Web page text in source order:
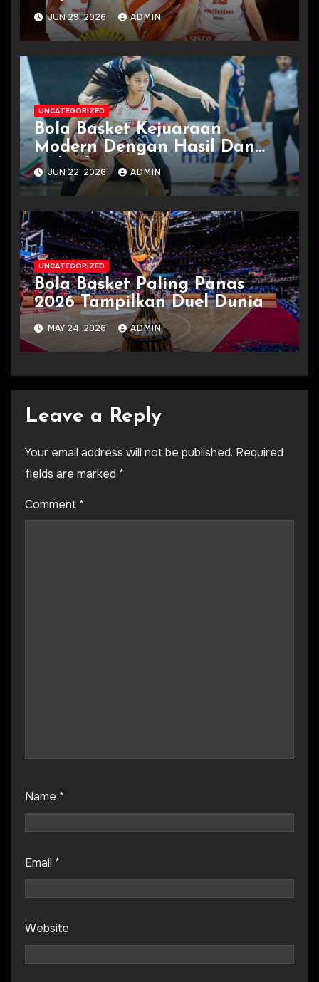
Terkini
JUN 29, 2026 ADMIN
UNCATEGORIZED
Bola Basket Kejuaraan
Modern Dengan Hasil Dan
Jadwal
JUN 22, 2026 ADMIN
UNCATEGORIZED
Bola Basket Paling Panas
2026 Tampilkan Duel Dunia
MAY 24, 2026 ADMIN
Leave a Reply
Your email address will not be published. Required
fields are marked *
Comment *
Name *
Email *
Website